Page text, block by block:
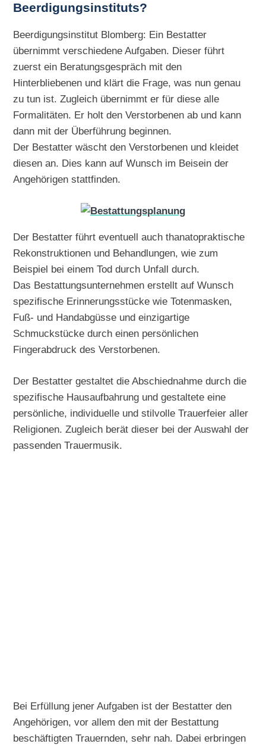
Beerdigungsinstituts?
Beerdigungsinstitut Blomberg: Ein Bestatter
übernimmt verschiedene Aufgaben. Dieser führt
zuerst ein Beratungsgespräch mit den
Hinterbliebenen und klärt die Frage, was nun genau
zu tun ist. Zugleich übernimmt er für diese alle
Formalitäten. Er holt den Verstorbenen ab und kann
dann mit der Überführung beginnen.
Der Bestatter wäscht den Verstorbenen und kleidet
diesen an. Dies kann auf Wunsch im Beisein der
Angehörigen stattfinden.
Der Bestatter führt eventuell auch thanatopraktische
Rekonstruktionen und Behandlungen, wie zum
Beispiel bei einem Tod durch Unfall durch.
Das Bestattungsunternehmen erstellt auf Wunsch
spezifische Erinnerungsstücke wie Totenmasken,
Fuß- und Handabgüsse und einzigartige
Schmuckstücke durch einen persönlichen
Fingerabdruck des Verstorbenen.
Der Bestatter gestaltet die Abschiednahme durch die
spezifische Hausaufbahrung und gestaltete eine
persönliche, individuelle und stilvolle Trauerfeier aller
Religionen. Zugleich berät dieser bei der Auswahl der
passenden Trauermusik.
Bei Erfüllung jener Aufgaben ist der Bestatter den
Angehörigen, vor allem den mit der Bestattung
beschäftigten Trauernden, sehr nah. Dabei erbringen